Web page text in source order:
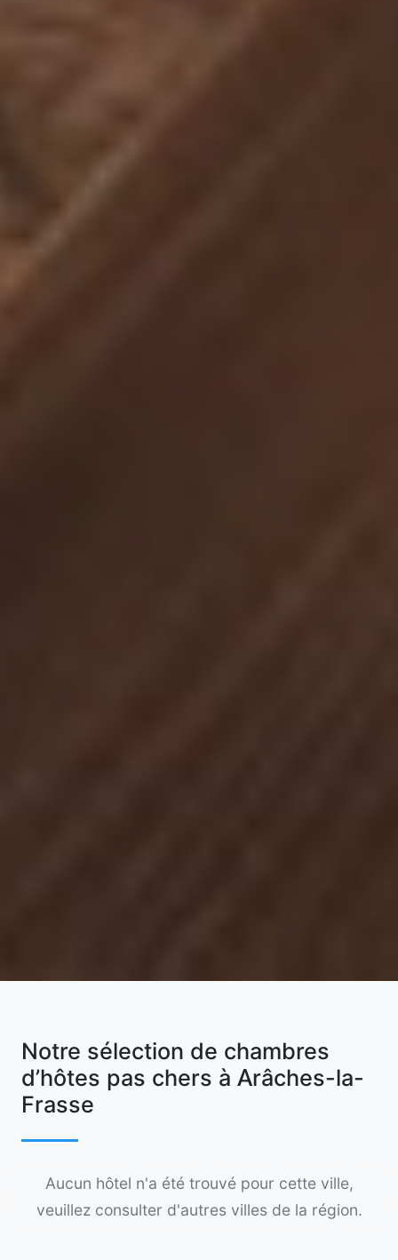
Notre sélection de chambres
d’hôtes pas chers à Arâches-la-
Frasse
Aucun hôtel n'a été trouvé pour cette ville,
veuillez consulter d'autres villes de la région.